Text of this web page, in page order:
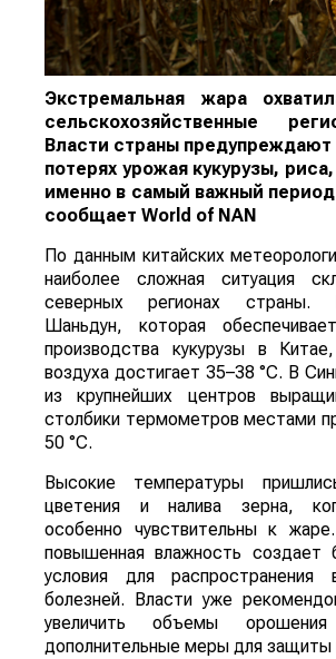
Экстремальная жара
сельскохозяйственные
Власти страны
потерях урожая кукурузы,
именно в самый важный период
сообщает World of NAN
По данным китайских
наиболее сложная ситуация
северных регионах страны.
Шаньдун, которая
производства кукурузы в
воздуха достигает 35–38 °C. В
из крупнейших центров
столбики термометров местами
50 °C.
Высокие температуры
цветения и налива зерна,
особенно чувствительны к
повышенная влажность создает
условия для распространения
болезней. Власти уже
увеличить объемы
дополнительные меры для защиты